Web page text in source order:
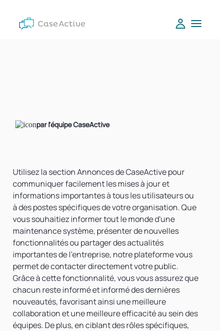
par l'équipe CaseActive
Utilisez la section Annonces de CaseActive pour
communiquer facilement les mises à jour et
informations importantes à tous les utilisateurs ou
à des postes spécifiques de votre organisation. Que
vous souhaitiez informer tout le monde d'une
maintenance système, présenter de nouvelles
fonctionnalités ou partager des actualités
importantes de l'entreprise, notre plateforme vous
permet de contacter directement votre public.
Grâce à cette fonctionnalité, vous vous assurez que
chacun reste informé et informé des dernières
nouveautés, favorisant ainsi une meilleure
collaboration et une meilleure efficacité au sein des
équipes. De plus, en ciblant des rôles spécifiques,